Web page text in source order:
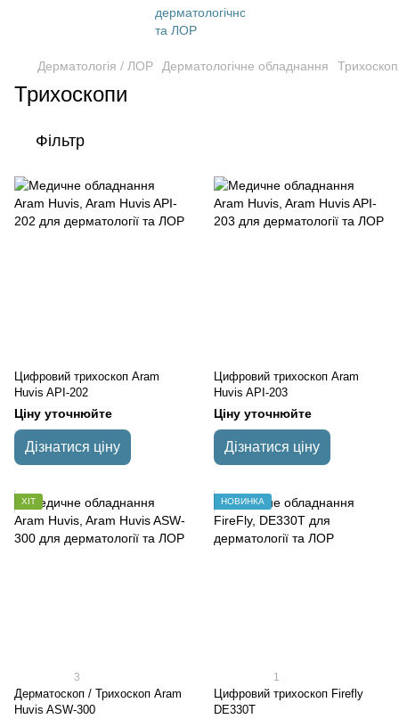
Дерматологія / ЛОР Дерматологічне обладнання
Трихоскопи
Фільтр
Цифровий трихоскоп Aram
Huvis API-202
Ціну уточнюйте
Дізнатися ціну
Цифровий трихоскоп Aram
Huvis API-203
Ціну уточнюйте
Дізнатися ціну
ХІТ
3
Дерматоскоп / Трихоскоп Aram
Huvis ASW-300
НОВИНКА
1
Цифровий трихоскоп Firefly
DE330T